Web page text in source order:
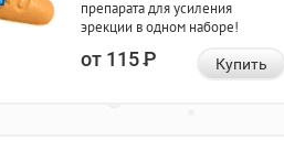
препарата для усиления
эрекции в одном наборе!
от 115Р Купить